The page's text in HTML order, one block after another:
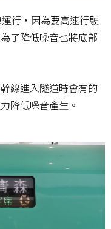
行，因為要高速行駛
了降低噪音也將底部
線進入隧道時會有的
降低噪音產生。